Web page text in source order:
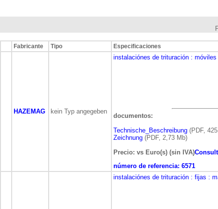
Fabricante Tipo Especificaciones
HAZEMAG kein Typ angegeben
instalaciónes de trituración : móviles
documentos:
Technische_Beschreibung (PDF,
Zeichnung (PDF, 2,73 Mb)
Precio: vs Euro(s) (sin IVA)
número de referencia: 6571
instalaciónes de trituración : fijas :